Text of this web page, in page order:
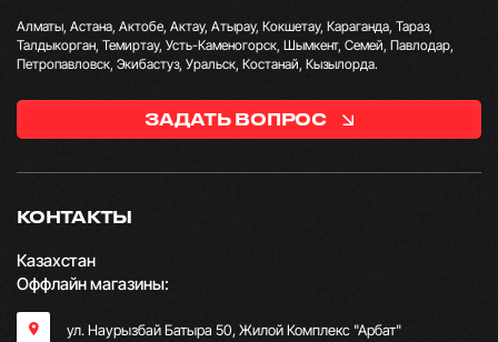
КОНТАКТЫ
Казахстан
Оффлайн магазины:
ул. Наурызбай Батыра 50, Жилой Комплекс "Арбат"
Алматы, Астана, Актобе, Актау, Атырау, Кокшетау, Караганда, Тараз,
Талдыкорган, Темиртау, Усть-Каменогорск, Шымкент, Семей, Павлодар,
Петропавловск, Экибастуз, Уральск, Костанай, Кызылорда.
ЗАДАТЬ ВОПРОС